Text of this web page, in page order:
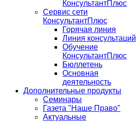
КонсультантПлюс
Сервис сети
КонсультантПлюс
Горячая линия
Линия консультаций
Обучение
КонсультантПлюс
Бюллетень
Основная
деятельность
Дополнительные продукты
Семинары
Газета "Наше Право"
Актуальные